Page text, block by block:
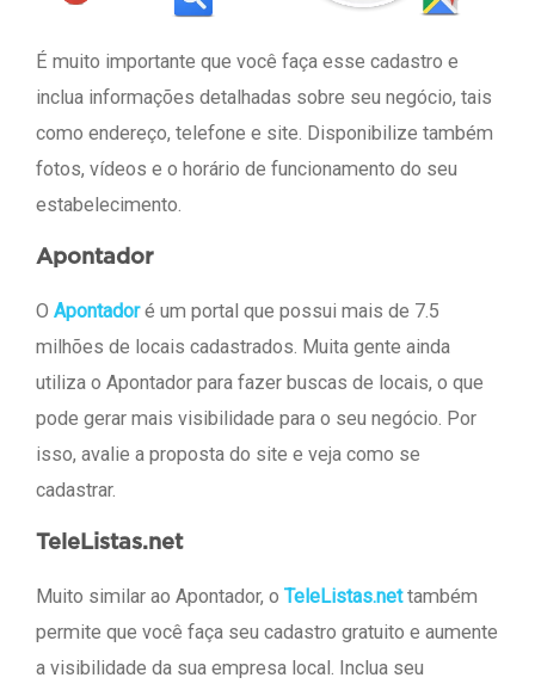
É muito importante que você faça esse cadastro e
inclua informações detalhadas sobre seu negócio, tais
como endereço, telefone e site. Disponibilize também
fotos, vídeos e o horário de funcionamento do seu
estabelecimento.
Apontador
O Apontadoré um portal que possui mais de 7.5
milhões de locais cadastrados. Muita gente ainda
utiliza o Apontador para fazer buscas de locais, o que
pode gerar mais visibilidade para o seu negócio. Por
isso, avalie a proposta do site e veja como se
cadastrar.
TeleListas.net
Muito similar ao Apontador, o TeleListas.nettambém
permite que você faça seu cadastro gratuito e aumente
a visibilidade da sua empresa local. Inclua seu